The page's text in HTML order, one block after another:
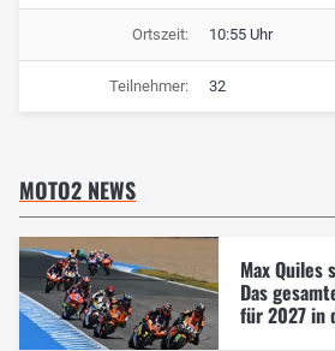
Ortszeit: 10:55 Uhr
Teilnehmer: 32
MOTO2 NEWS
Max Quiles
Das
für 2027 in